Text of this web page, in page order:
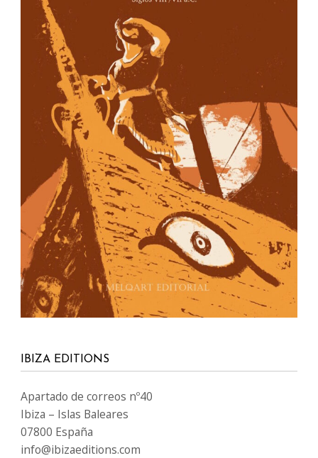
IBIZA EDITIONS
Apartado de correos nº40
Ibiza – Islas Baleares
07800 España
info@ibizaeditions.com